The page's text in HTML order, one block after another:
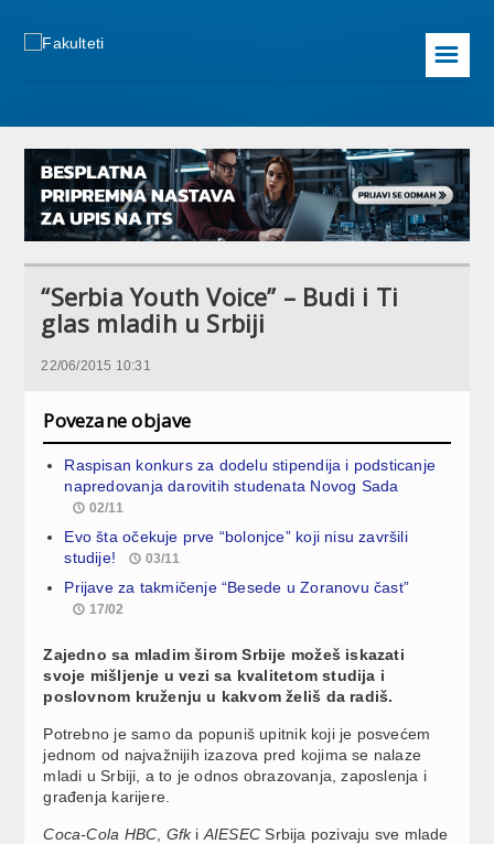
☰
“Serbia Youth Voice” – Budi i Ti
glas mladih u Srbiji
22/06/2015 10:31
Povezane objave
Raspisan konkurs za dodelu stipendija i podsticanje
napredovanja darovitih studenata Novog Sada
02/11
Evo šta očekuje prve “bolonjce” koji nisu završili
studije!
03/11
Prijave za takmičenje “Besede u Zoranovu čast”
17/02
Zajedno sa mladim širom Srbije možeš iskazati
svoje mišljenje u vezi sa kvalitetom studija i
poslovnom kruženju u kakvom želiš da radiš.
Potrebno je samo da popuniš upitnik koji je posvećem
jednom od najvažnijih izazova pred kojima se nalaze
mladi u Srbiji, a to je odnos obrazovanja, zaposlenja i
građenja karijere.
Coca-Cola HBC Gfki AIESEC Srbija pozivaju sve mlade